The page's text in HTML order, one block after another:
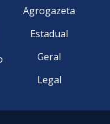
Agrogazeta
Estadual
Geral
Legal